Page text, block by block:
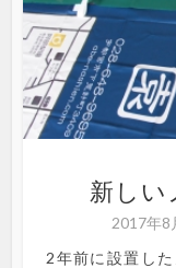
新しい
2017年8
2年前に設置し